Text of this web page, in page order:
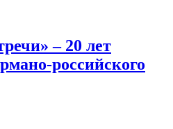
– 20 лет
российского